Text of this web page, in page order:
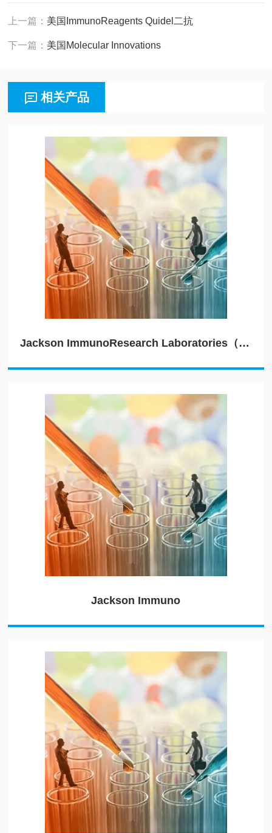
上一篇： 美国ImmunoReagents Quidel二抗
下一篇： 美国Molecular Innovations
相关产品
Jackson ImmunoResearch Laboratories（JIRL）
Jackson Immuno